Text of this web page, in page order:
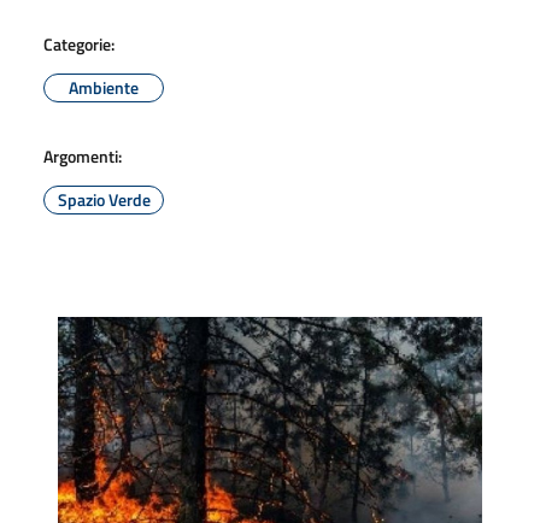
Categorie:
Ambiente
Argomenti:
Spazio Verde